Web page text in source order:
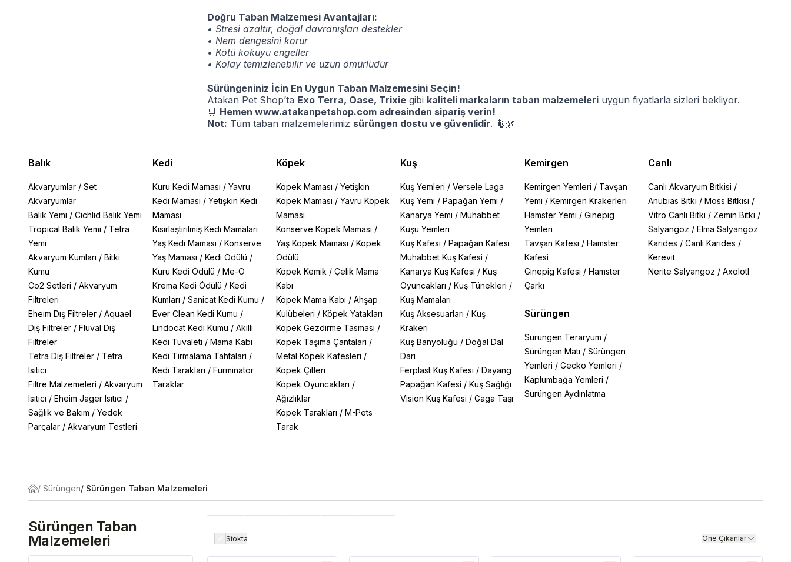
Doğru Taban Malzemesi Avantajları:
• Stresi azaltır, doğal davranışları destekler
• Nem dengesini korur
• Kötü kokuyu engeller
• Kolay temizlenebilir ve uzun ömürlüdür
Sürüngeniniz İçin En Uygun Taban Malzemesini Seçin!
Atakan Pet Shop’ta Exo Terra, Oase, Trixie gibi kaliteli markaların taban malzemeleri uygun fiyatlarla sizleri bekliyor.
🛒 Hemen www.atakanpetshop.com adresinden sipariş verin!
Not: Tüm taban malzemelerimiz sürüngen dostu ve güvenlidir. 🦎🌿
Balık
Akvaryumlar / Set
Akvaryumlar
Balık Yemi / Cichlid Balık Yemi
Tropical Balık Yemi / Tetra
Yemi
Akvaryum Kumları / Bitki
Kumu
Co2 Setleri / Akvaryum
Filtreleri
Eheim Dış Filtreler / Aquael
Dış Filtreler / Fluval Dış
Filtreler
Tetra Dış Filtreler / Tetra
Isıtıcı
Filtre Malzemeleri / Akvaryum
Isıtıcı / Eheim Jager Isıtıcı /
Sağlık ve Bakım / Yedek
Parçalar / Akvaryum Testleri
Kedi
Kuru Kedi Maması / Yavru
Kedi Maması / Yetişkin Kedi
Maması
Kısırlaştırılmış Kedi Mamaları
Yaş Kedi Maması / Konserve
Yaş Maması / Kedi Ödülü /
Kuru Kedi Ödülü / Me-O
Krema Kedi Ödülü / Kedi
Kumları / Sanicat Kedi Kumu /
Ever Clean Kedi Kumu /
Lindocat Kedi Kumu / Akıllı
Kedi Tuvaleti / Mama Kabı
Kedi Tırmalama Tahtaları /
Kedi Tarakları / Furminator
Taraklar
Köpek
Köpek Maması /Yetişkin
Köpek Maması /Yavru Köpek
Maması
Konserve Köpek Maması /
Yaş Köpek Maması /Köpek
Ödülü
Köpek Kemik /Çelik Mama
Kabı
Köpek Mama Kabı /Ahşap
Kulübeleri /Köpek Yatakları
Köpek Gezdirme Tasması /
Köpek Taşıma Çantaları /
Metal Köpek Kafesleri /
Köpek Çitleri
Köpek Oyuncakları /
Ağızlıklar
Köpek Tarakları /M-Pets
Tarak
Kuş
Kuş Yemleri / Versele Laga
Kuş Yemi / Papağan Yemi /
Kanarya Yemi / Muhabbet
Kuşu Yemleri
Kuş Kafesi / Papağan Kafesi
Muhabbet Kuş Kafesi /
Kanarya Kuş Kafesi / Kuş
Oyuncakları / Kuş Tünekleri /
Kuş Mamaları
Kuş Aksesuarları / Kuş
Krakeri
Kuş Banyoluğu / Doğal Dal
Darı
Ferplast Kuş Kafesi / Dayang
Papağan Kafesi / Kuş Sağlığı
Vision Kuş Kafesi / Gaga Taşı
Kemirgen
Kemirgen Yemleri / Tavşan
Yemi / Kemirgen Krakerleri
Hamster Yemi / Ginepig
Yemleri
Tavşan Kafesi / Hamster
Kafesi
Ginepig Kafesi / Hamster
Çarkı
Sürüngen
Sürüngen Teraryum /
Sürüngen Matı / Sürüngen
Yemleri / Gecko Yemleri /
Kaplumbağa Yemleri /
Sürüngen Aydınlatma
Canlı
Canlı Akvaryum Bitkisi /
Anubias Bitki /Moss Bitkisi /
Vitro Canlı Bitki / Zemin Bitki /
Salyangoz /Elma Salyangoz
Karides /Canlı Karides /
Kerevit
Nerite Salyangoz /Axolotl
/ Sürüngen/ Sürüngen Taban Malzemeleri
Sürüngen Taban
Malzemeleri
Stokta Öne Çıkanlar